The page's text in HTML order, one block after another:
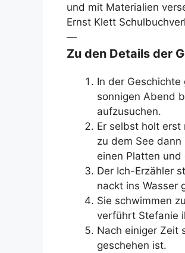
und mit Materialien
Ernst Klett
—
Zu den Details der
In der
sonnigen Abend
aufzusuchen.
Er selbst holt
zu dem See
einen Platten
Der Ich-Erzähler
nackt ins Wasser
Sie schwimmen
verführt Stefanie
Nach einiger Zeit
geschehen ist.